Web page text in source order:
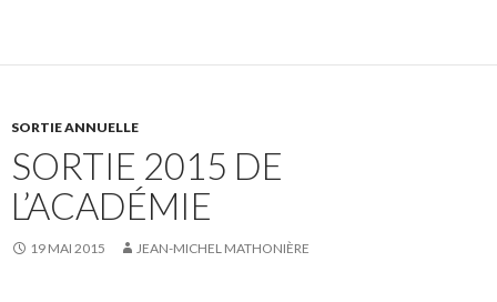
SORTIE ANNUELLE
SORTIE 2015 DE
L’ACADÉMIE
19 MAI 2015 JEAN-MICHEL MATHONIÈRE